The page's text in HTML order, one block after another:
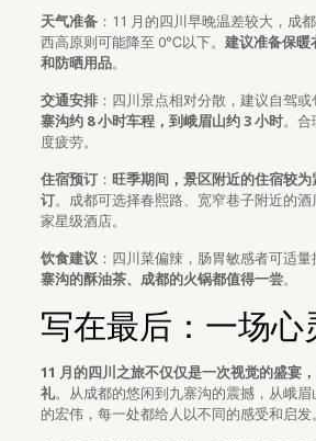
天气准备：11 月的四川早晚温差较大，成
西高原则可能降至 0℃以下。 建议准备保暖
和防晒用品。
交通安排：四川景点相对分散，建议自驾或
寨沟约 8 小时车程，到峨眉山约 3 小时。合
度疲劳。
住宿预订： 旺季期间，景区附近的住宿较
订。成都可选择春熙路、宽窄巷子附近的
家星级酒店。
饮食建议 ：四川菜偏辣，肠胃敏感者可适量
寨沟的酥油茶、成都的火锅都值得一尝。
写在最后：一场心
11 月的四川之旅不仅仅是一次视觉的盛宴
礼。从成都的悠闲到九寨沟的震撼，从峨
的宏伟，每一处都给人以不同的感受和启发。